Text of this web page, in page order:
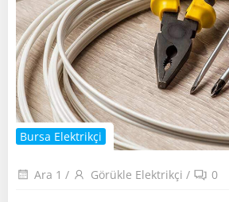
Bursa Elektrikçi
Ara 1 / Görükle Elektrikçi / 0